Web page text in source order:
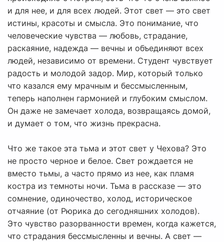
и для нее, и для всех людей. Этот свет — это свет
истины, красоты и смысла. Это понимание, что
человеческие чувства — любовь, страдание,
раскаяние, надежда — вечны и объединяют всех
людей, независимо от времени. Студент чувствует
радость и молодой задор. Мир, который только
что казался ему мрачным и бессмысленным,
теперь наполнен гармонией и глубоким смыслом.
Он даже не замечает холода, возвращаясь домой,
и думает о том, что жизнь прекрасна.
Что же такое эта тьма и этот свет у Чехова? Это
не просто черное и белое. Свет рождается не
вместо тьмы, а часто прямо из нее, как пламя
костра из темноты ночи. Тьма в рассказе — это
сомнение, одиночество, холод, историческое
отчаяние (от Рюрика до сегодняшних холодов).
Это чувство разорванности времен, когда кажется,
что страдания бессмысленны и вечны. А свет —